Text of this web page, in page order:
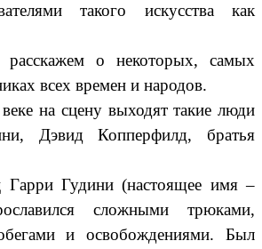
такого искусства как
о некоторых, самых
всех времен и народов.
на сцену выходят такие люди
Дэвид Копперфилд, братья
Гарри Гудини (настоящее имя –
сложными трюками,
и освобождениями. Был